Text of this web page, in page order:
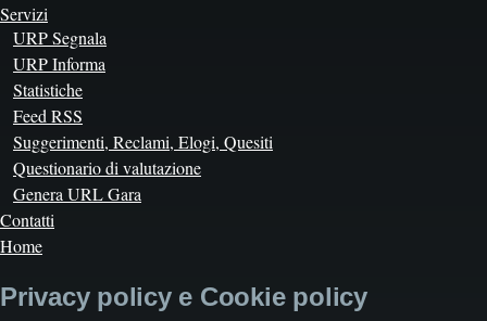
Servizi
URP Segnala
URP Informa
Statistiche
Feed RSS
Suggerimenti, Reclami, Elogi, Quesiti
Questionario di valutazione
Genera URL Gara
Contatti
Home
Privacy policy e Cookie policy